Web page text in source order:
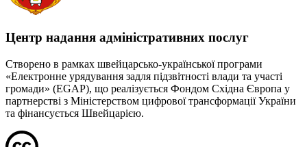
Центр надання адміністративних послуг
Створено в рамках швейцарсько-української програми
«Електронне урядування задля підзвітності влади та участі
громади» (EGAP), що реалізується Фондом Східна Європа у
партнерстві з Міністерством цифрової трансформації України
та фінансується Швейцарією.